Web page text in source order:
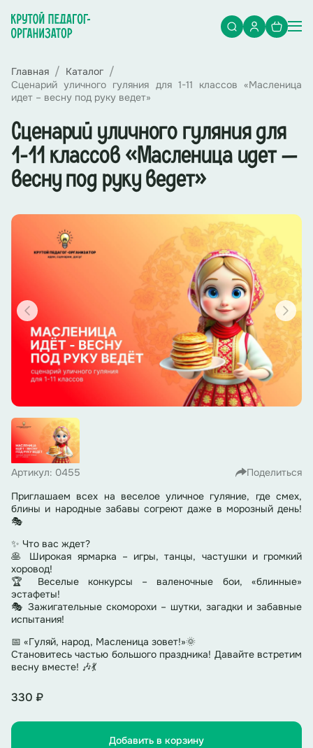
Главная
Каталог
Сценарий уличного гуляния для 1-11 классов «Масленица
идет – весну под руку ведет»
Сценарий уличного гуляния для
1-11 классов «Масленица идет –
весну под руку ведет»
Артикул: 0455
Поделиться
Приглашаем всех на веселое уличное гуляние, где смех,
блины и народные забавы согреют даже в морозный день!
🎭
✨ Что вас ждет?
🥞 Широкая ярмарка – игры, танцы, частушки и громкий
хоровод!
🏆 Веселые конкурсы – валеночные бои, «блинные»
эстафеты!
🎭 Зажигательные скоморохи – шутки, загадки и забавные
испытания!
📅 «Гуляй, народ, Масленица зовет!»🌞
Становитесь частью большого праздника! Давайте встретим
весну вместе! 🎶💃
330 ₽
Добавить в корзину